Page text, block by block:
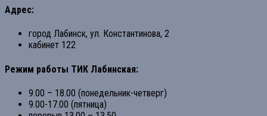
Адрес:
город Лабинск, ул. Константинова, 2
кабинет 122
Режим работы ТИК Лабинская:
9.00 – 18.00 (понедельник-четверг)
9.00-17.00 (пятница)